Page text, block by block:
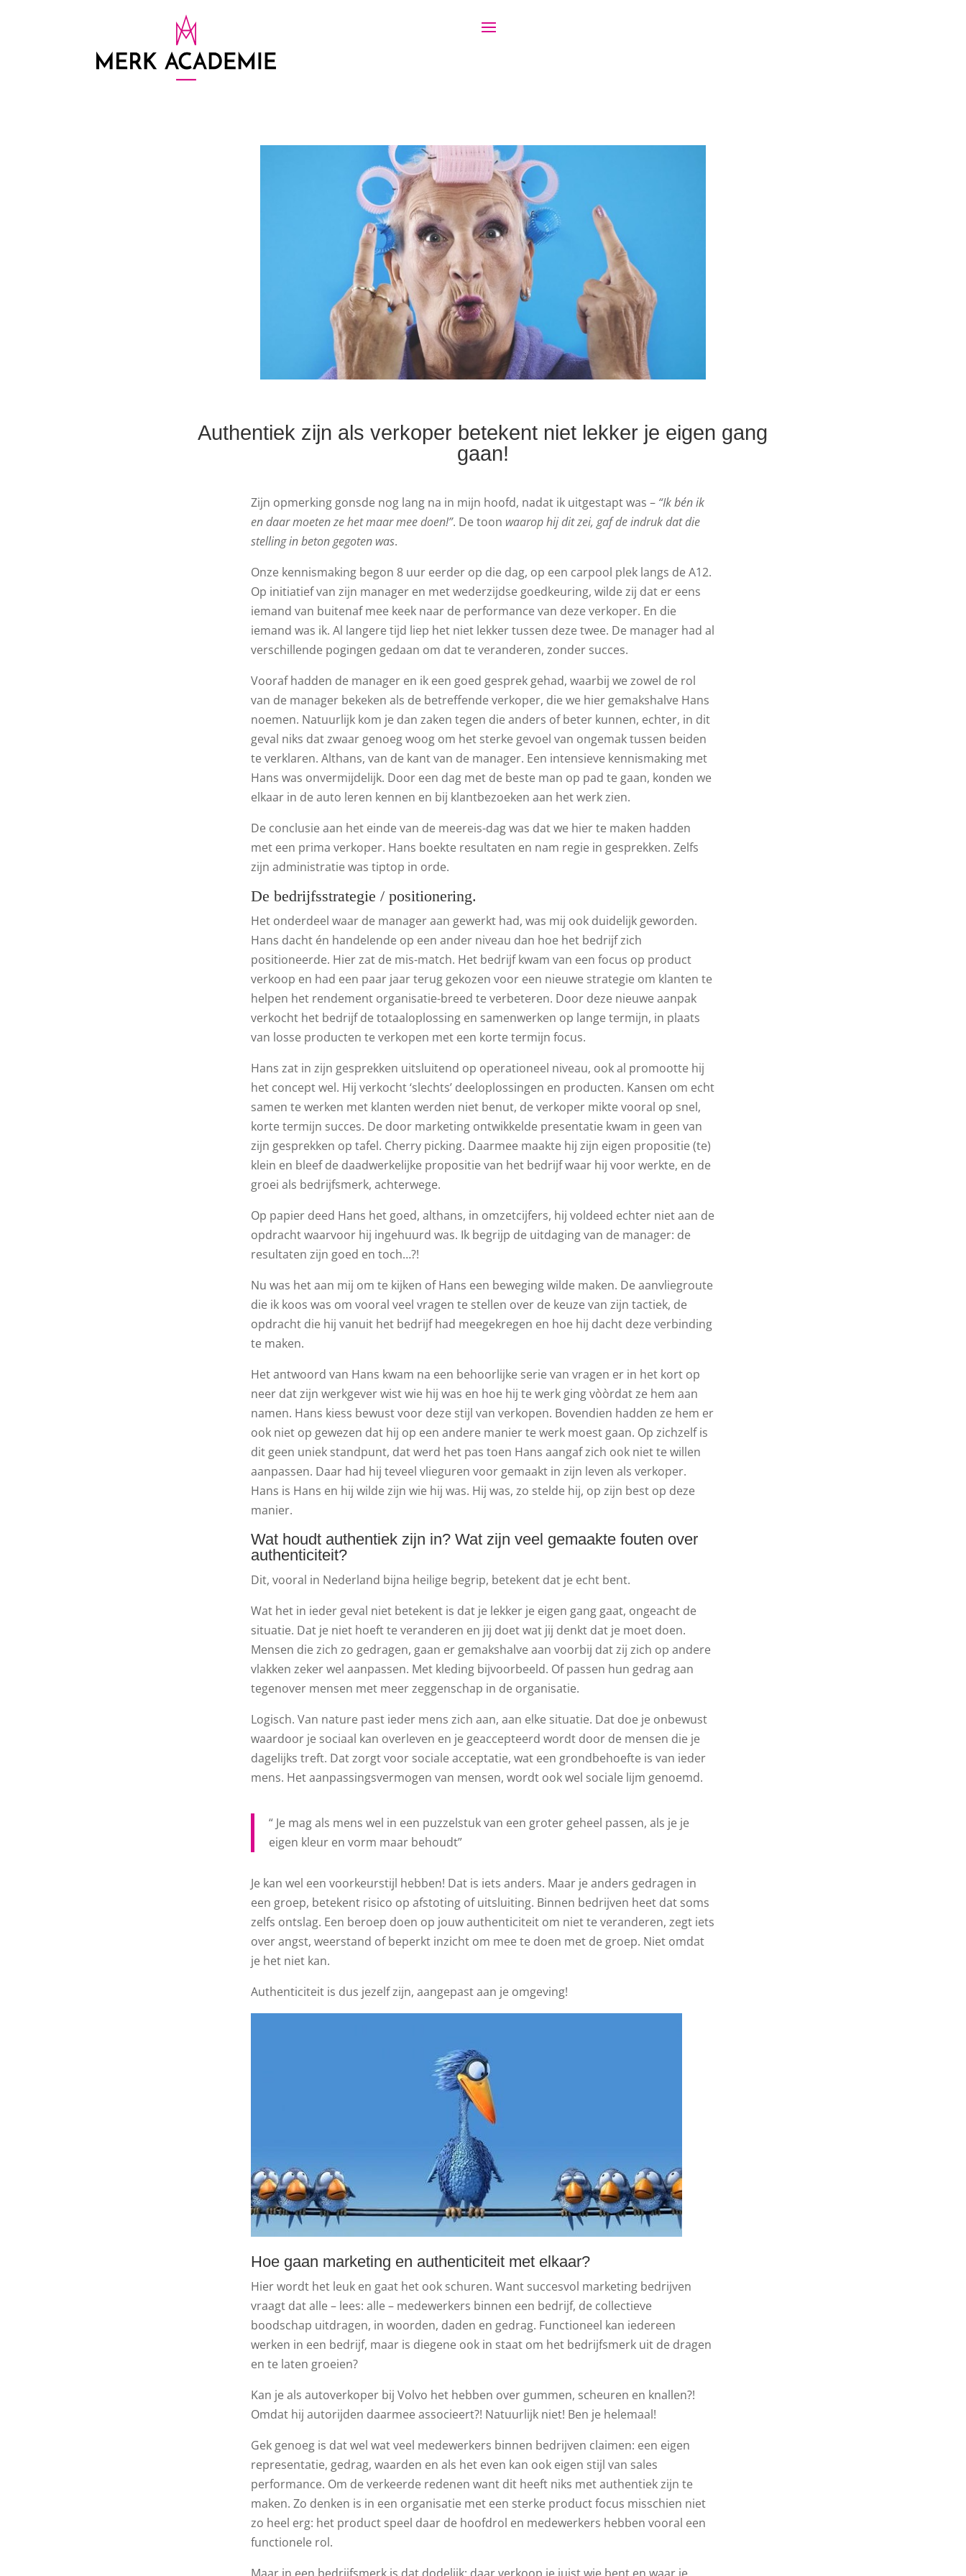
Authentiek zijn als verkoper betekent niet lekker je eigen gang
gaan!
Zijn opmerking gonsde nog lang na in mijn hoofd, nadat ik uitgestapt was – “Ik bén ik
en daar moeten ze het maar mee doen!”. De toon waarop hij dit zei, gaf de indruk dat die
stelling in beton gegoten was.
Onze kennismaking begon 8 uur eerder op die dag, op een carpool plek langs de A12.
Op initiatief van zijn manager en met wederzijdse goedkeuring, wilde zij dat er eens
iemand van buitenaf mee keek naar de performance van deze verkoper. En die
iemand was ik. Al langere tijd liep het niet lekker tussen deze twee. De manager had al
verschillende pogingen gedaan om dat te veranderen, zonder succes.
Vooraf hadden de manager en ik een goed gesprek gehad, waarbij we zowel de rol
van de manager bekeken als de betreffende verkoper, die we hier gemakshalve Hans
noemen. Natuurlijk kom je dan zaken tegen die anders of beter kunnen, echter, in dit
geval niks dat zwaar genoeg woog om het sterke gevoel van ongemak tussen beiden
te verklaren. Althans, van de kant van de manager. Een intensieve kennismaking met
Hans was onvermijdelijk. Door een dag met de beste man op pad te gaan, konden we
elkaar in de auto leren kennen en bij klantbezoeken aan het werk zien.
De conclusie aan het einde van de meereis-dag was dat we hier te maken hadden
met een prima verkoper. Hans boekte resultaten en nam regie in gesprekken. Zelfs
zijn administratie was tiptop in orde.
De bedrijfsstrategie / positionering.
Het onderdeel waar de manager aan gewerkt had, was mij ook duidelijk geworden.
Hans dacht én handelende op een ander niveau dan hoe het bedrijf zich
positioneerde. Hier zat de mis-match. Het bedrijf kwam van een focus op product
verkoop en had een paar jaar terug gekozen voor een nieuwe strategie om klanten te
helpen het rendement organisatie-breed te verbeteren. Door deze nieuwe aanpak
verkocht het bedrijf de totaaloplossing en samenwerken op lange termijn, in plaats
van losse producten te verkopen met een korte termijn focus.
Hans zat in zijn gesprekken uitsluitend op operationeel niveau, ook al promootte hij
het concept wel. Hij verkocht ‘slechts’ deeloplossingen en producten. Kansen om echt
samen te werken met klanten werden niet benut, de verkoper mikte vooral op snel,
korte termijn succes. De door marketing ontwikkelde presentatie kwam in geen van
zijn gesprekken op tafel. Cherry picking. Daarmee maakte hij zijn eigen propositie (te)
klein en bleef de daadwerkelijke propositie van het bedrijf waar hij voor werkte, en de
groei als bedrijfsmerk, achterwege.
Op papier deed Hans het goed, althans, in omzetcijfers, hij voldeed echter niet aan de
opdracht waarvoor hij ingehuurd was. Ik begrijp de uitdaging van de manager: de
resultaten zijn goed en toch…?!
Nu was het aan mij om te kijken of Hans een beweging wilde maken. De aanvliegroute
die ik koos was om vooral veel vragen te stellen over de keuze van zijn tactiek, de
opdracht die hij vanuit het bedrijf had meegekregen en hoe hij dacht deze verbinding
te maken.
Het antwoord van Hans kwam na een behoorlijke serie van vragen er in het kort op
neer dat zijn werkgever wist wie hij was en hoe hij te werk ging vòòrdat ze hem aan
namen. Hans kiess bewust voor deze stijl van verkopen. Bovendien hadden ze hem er
ook niet op gewezen dat hij op een andere manier te werk moest gaan. Op zichzelf is
dit geen uniek standpunt, dat werd het pas toen Hans aangaf zich ook niet te willen
aanpassen. Daar had hij teveel vlieguren voor gemaakt in zijn leven als verkoper.
Hans is Hans en hij wilde zijn wie hij was. Hij was, zo stelde hij, op zijn best op deze
manier.
Wat houdt authentiek zijn in? Wat zijn veel gemaakte fouten over
authenticiteit?
Dit, vooral in Nederland bijna heilige begrip, betekent dat je echt bent.
Wat het in ieder geval niet betekent is dat je lekker je eigen gang gaat, ongeacht de
situatie. Dat je niet hoeft te veranderen en jij doet wat jij denkt dat je moet doen.
Mensen die zich zo gedragen, gaan er gemakshalve aan voorbij dat zij zich op andere
vlakken zeker wel aanpassen. Met kleding bijvoorbeeld. Of passen hun gedrag aan
tegenover mensen met meer zeggenschap in de organisatie.
Logisch. Van nature past ieder mens zich aan, aan elke situatie. Dat doe je onbewust
waardoor je sociaal kan overleven en je geaccepteerd wordt door de mensen die je
dagelijks treft. Dat zorgt voor sociale acceptatie, wat een grondbehoefte is van ieder
mens. Het aanpassingsvermogen van mensen, wordt ook wel sociale lijm genoemd.
“ Je mag als mens wel in een puzzelstuk van een groter geheel passen, als je je
eigen kleur en vorm maar behoudt”
Je kan wel een voorkeurstijl hebben! Dat is iets anders. Maar je anders gedragen in
een groep, betekent risico op afstoting of uitsluiting. Binnen bedrijven heet dat soms
zelfs ontslag. Een beroep doen op jouw authenticiteit om niet te veranderen, zegt iets
over angst, weerstand of beperkt inzicht om mee te doen met de groep. Niet omdat
je het niet kan.
Authenticiteit is dus jezelf zijn, aangepast aan je omgeving!
Hoe gaan marketing en authenticiteit met elkaar?
Hier wordt het leuk en gaat het ook schuren. Want succesvol marketing bedrijven
vraagt dat alle – lees: alle – medewerkers binnen een bedrijf, de collectieve
boodschap uitdragen, in woorden, daden en gedrag. Functioneel kan iedereen
werken in een bedrijf, maar is diegene ook in staat om het bedrijfsmerk uit de dragen
en te laten groeien?
Kan je als autoverkoper bij Volvo het hebben over gummen, scheuren en knallen?!
Omdat hij autorijden daarmee associeert?! Natuurlijk niet! Ben je helemaal!
Gek genoeg is dat wel wat veel medewerkers binnen bedrijven claimen: een eigen
representatie, gedrag, waarden en als het even kan ook eigen stijl van sales
performance. Om de verkeerde redenen want dit heeft niks met authentiek zijn te
maken. Zo denken is in een organisatie met een sterke product focus misschien niet
zo heel erg: het product speel daar de hoofdrol en medewerkers hebben vooral een
functionele rol.